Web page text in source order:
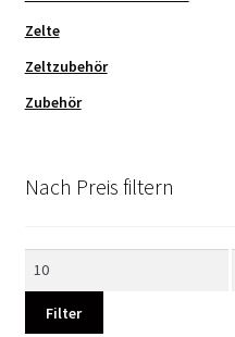
Zelte
Zeltzubehör
Zubehör
Nach Preis filtern
Filter